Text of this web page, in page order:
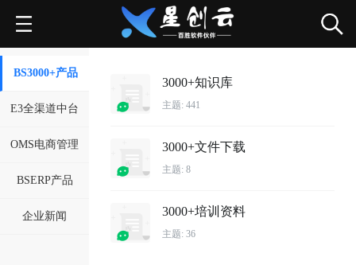
BS3000+产品
E3全渠道中台
OMS电商管理
BSERP产品
企业新闻
3000+知识库
主题: 441
3000+文件下载
主题: 8
3000+培训资料
主题: 36